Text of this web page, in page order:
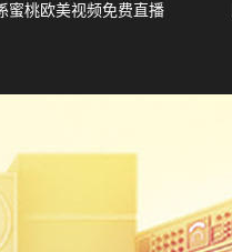
蜜桃欧美视频免费直播